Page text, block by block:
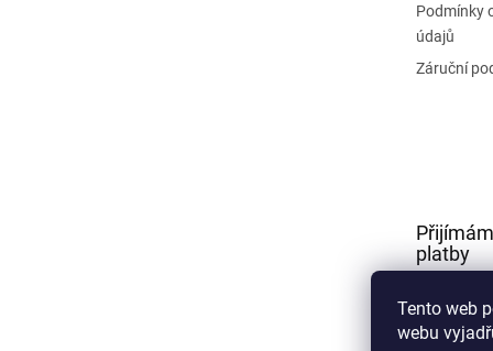
Tento web
webu
Podmínky
údajů
Záruční
platby